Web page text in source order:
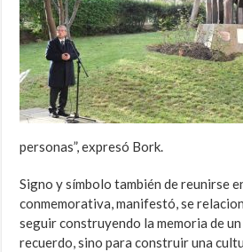
personas”, expresó Bork.
Signo y símbolo también de reunirse
conmemorativa, manifestó, se
seguir construyendo la memoria de
recuerdo, sino para construir una